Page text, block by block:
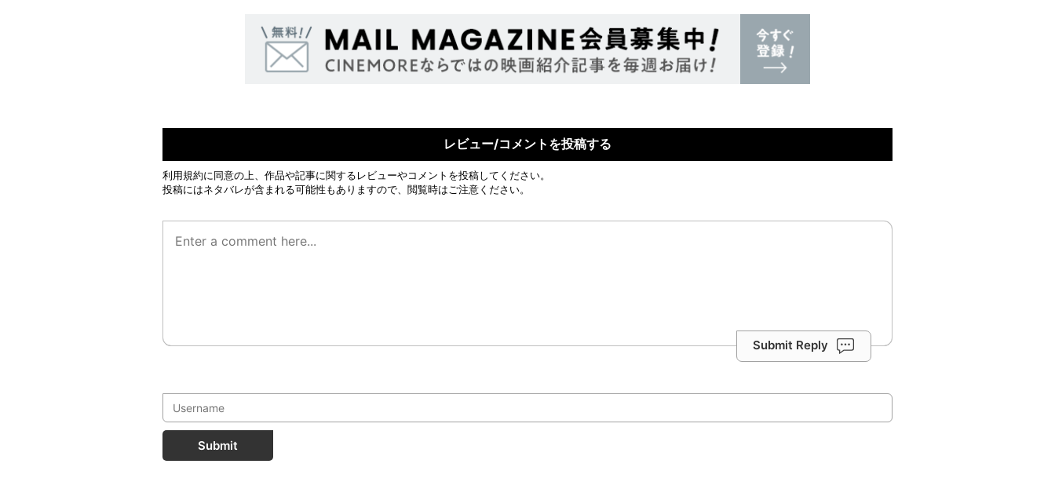
レビュー/コメントを投稿する
利用規約に同意の上、作品や記事に関するレビューやコメントを投稿してください。
投稿にはネタバレが含まれる可能性もありますので、閲覧時はご注意ください。
Submit Reply
Submit